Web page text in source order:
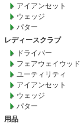
アイアンセット
ウェッジ
パター
レディースクラブ
ドライバー
フェアウェイウッド
ユーティリティ
アイアンセット
ウェッジ
パター
用品